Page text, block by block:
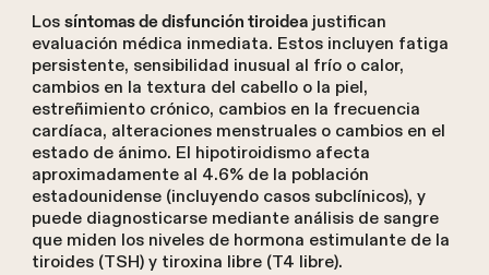
Los síntomas de disfunción tiroideajustifican
evaluación médica inmediata. Estos incluyen fatiga
persistente, sensibilidad inusual al frío o calor,
cambios en la textura del cabello o la piel,
estreñimiento crónico, cambios en la frecuencia
cardíaca, alteraciones menstruales o cambios en el
estado de ánimo. El hipotiroidismo afecta
aproximadamente al 4.6% de la población
estadounidense (incluyendo casos subclínicos), y
puede diagnosticarse mediante análisis de sangre
que miden los niveles de hormona estimulante de la
tiroides (TSH) y tiroxina libre (T4 libre).